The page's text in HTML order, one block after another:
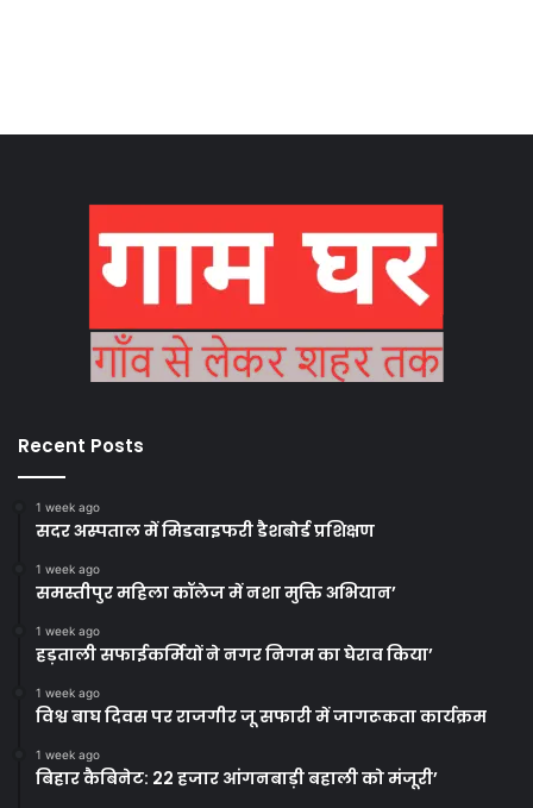
Recent Posts
1 week ago
सदर अस्पताल में मिडवाइफरी डैशबोर्ड प्रशिक्षण
1 week ago
समस्तीपुर महिला कॉलेज में नशा मुक्ति अभियान’
1 week ago
हड़ताली सफाईकर्मियों ने नगर निगम का घेराव किया’
1 week ago
विश्व बाघ दिवस पर राजगीर जू सफारी में जागरूकता कार्यक्रम
1 week ago
बिहार कैबिनेट: 22 हजार आंगनबाड़ी बहाली को मंजूरी’